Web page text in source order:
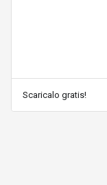
Scaricalo gratis!